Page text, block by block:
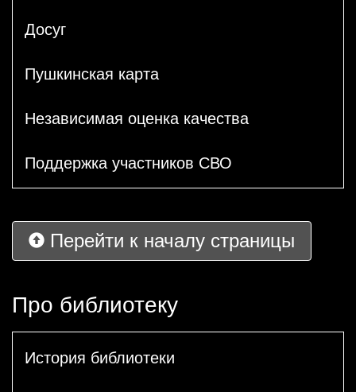
Досуг
Пушкинская карта
Независимая оценка качества
Поддержка участников СВО
Перейти к началу страницы
Про библиотеку
История библиотеки